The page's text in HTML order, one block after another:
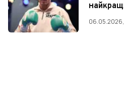
06.05.2026,